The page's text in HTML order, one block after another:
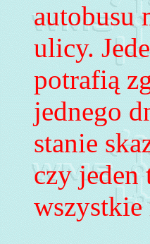
autobusu
ulicy.
potrafią
jednego
stanie
czy jeden